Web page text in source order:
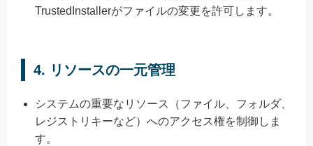
TrustedInstallerがファイルの変更を許可します。
4. リソースの一元管理
システムの重要なリソース（ファイル、フォルダ、
レジストリキーなど）へのアクセス権を制御しま
す。